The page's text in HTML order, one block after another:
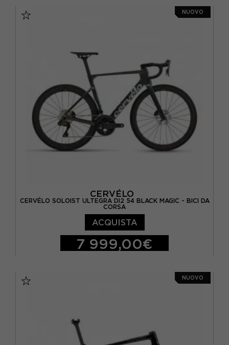
NUOVO
CERVÉLO
CERVÉLO SOLOIST ULTEGRA DI2 54 BLACK MAGIC - BICI DA
CORSA
ACQUISTA
7 999,00€
NUOVO